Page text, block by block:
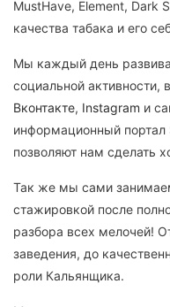
MustHave, Element, Dark
качества табака и его
Мы каждый день
социальной активности, в
Вконтакте, Instagram и
информационный портал
позволяют нам сделать
Так же мы сами
стажировкой после
разбора всех мелочей!
заведения, до
роли Кальянщика.